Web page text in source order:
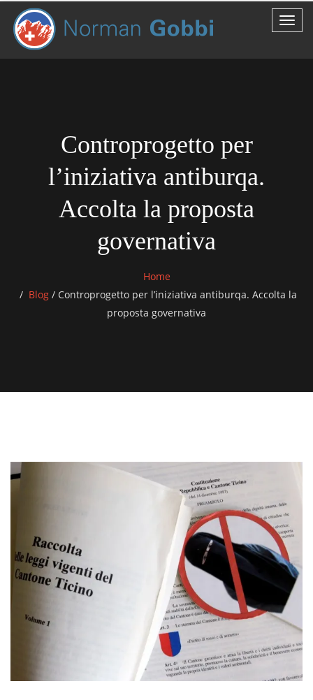
Controprogetto per
l’iniziativa antiburqa.
Accolta la proposta
governativa
Home
Blog / Controprogetto per l’iniziativa antiburqa. Accolta la
proposta governativa